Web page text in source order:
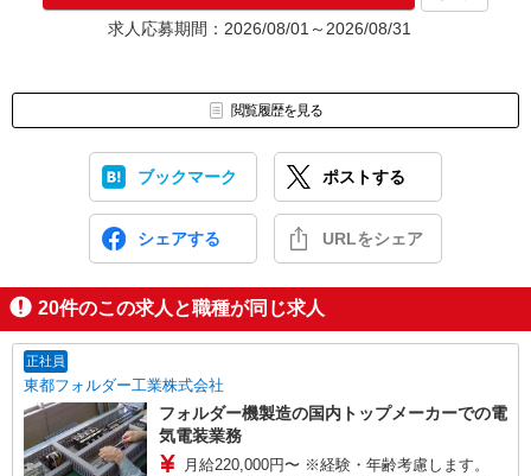
★入社前に配属先が決定する場合もございます。
いずれの場合も、入社された時点で給与が発生します。（当社規
株式会社テクノ・サービス 太田営業所
〒373-0852 群馬県太田市新井町517-6 オオタコアビル6階A号室
求人応募期間：2026/08/01～2026/08/31
閲覧履歴を見る
ブックマーク ポストする
シェアする URLをシェア
20件のこの求人と職種が同じ求人
正社員
東都フォルダー工業株式会社
フォルダー機製造の国内トップメーカーでの電
気電装業務
月給220,000円〜 ※経験・年齢考慮します。